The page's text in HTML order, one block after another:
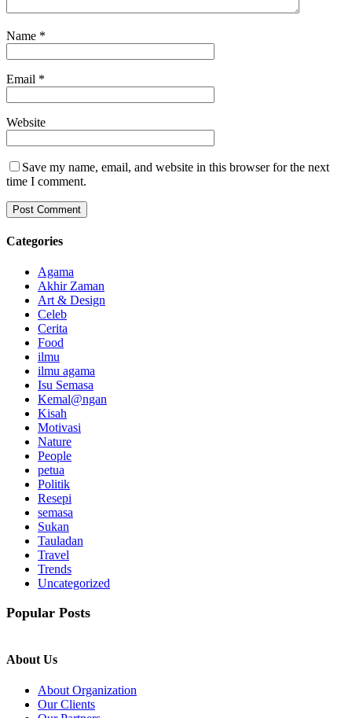
Name *
Email *
Website
Save my name, email, and website in this browser for the next
time I comment.
Categories
Agama
Akhir Zaman
Art & Design
Celeb
Cerita
Food
ilmu
ilmu agama
Isu Semasa
Kemal@ngan
Kisah
Motivasi
Nature
People
petua
Politik
Resepi
semasa
Sukan
Tauladan
Travel
Trends
Uncategorized
Popular Posts
About Us
About Organization
Our Clients